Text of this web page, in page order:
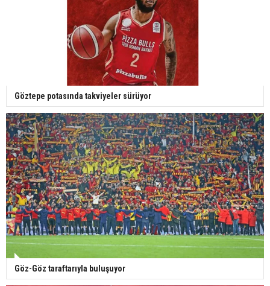
Göztepe potasında takviyeler sürüyor
Göz-Göz taraftarıyla buluşuyor